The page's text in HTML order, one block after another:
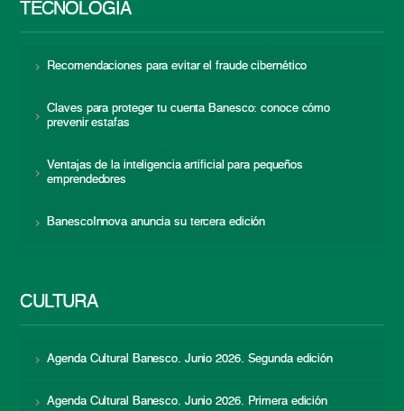
TECNOLOGÍA
Recomendaciones para evitar el fraude cibernético
Claves para proteger tu cuenta Banesco: conoce cómo
prevenir estafas
Ventajas de la inteligencia artificial para pequeños
emprendedores
BanescoInnova anuncia su tercera edición
CULTURA
Agenda Cultural Banesco. Junio 2026. Segunda edición
Agenda Cultural Banesco. Junio 2026. Primera edición